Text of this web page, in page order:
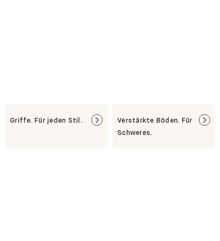
Griffe. Für jeden Stil.
Verstärkte Böden. Für
Schweres.